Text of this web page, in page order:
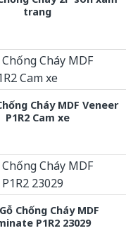
trang
Cháy MDF Veneer
P1R2 Cam xe
Chống Cháy MDF
P1R2 23029